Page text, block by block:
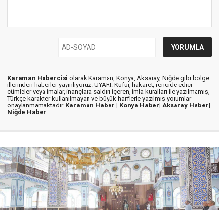
Karaman Habercisi olarak Karaman, Konya, Aksaray, Niğde gibi bölge
illerinden haberler yayınlıyoruz. UYARI: Küfür, hakaret, rencide edici
cümleler veya imalar, inançlara saldırı içeren, imla kuralları ile yazılmamış,
Türkçe karakter kullanılmayan ve büyük harflerle yazılmış yorumlar
onaylanmamaktadır. Karaman Haber | Konya Haber| Aksaray Haber|
Niğde Haber